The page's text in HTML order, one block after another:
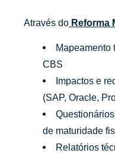
Através do Reforma
Mapeamento
CBS
Impactos e
(SAP, Oracle,
de maturidade
Relatórios